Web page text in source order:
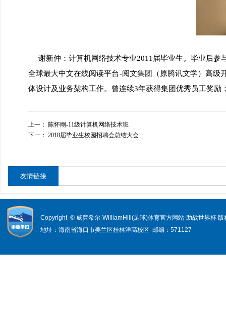
谢新仲：计算机网络技术专业2011届毕业生。毕业后参
全球最大中文在线阅读平台-阅文集团（原腾讯文学）高
体设计及业务架构工作。曾连续3年获得集团优秀员工奖励
上一：
陈怀刚-11级计算机网络技术班
下一： 2018届毕业生校园招聘会总结大会
友情链接
Copyright © 威廉希尔·WilliamHill(足球)体育官方网站-助战世界杯
地址：海南省海口市美兰区桂林洋高校区 邮编：571127